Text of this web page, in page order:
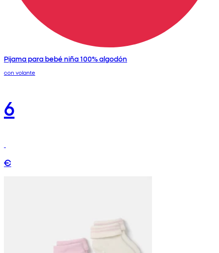
Pijama para bebé niña 100% algodón
con volante
6
€